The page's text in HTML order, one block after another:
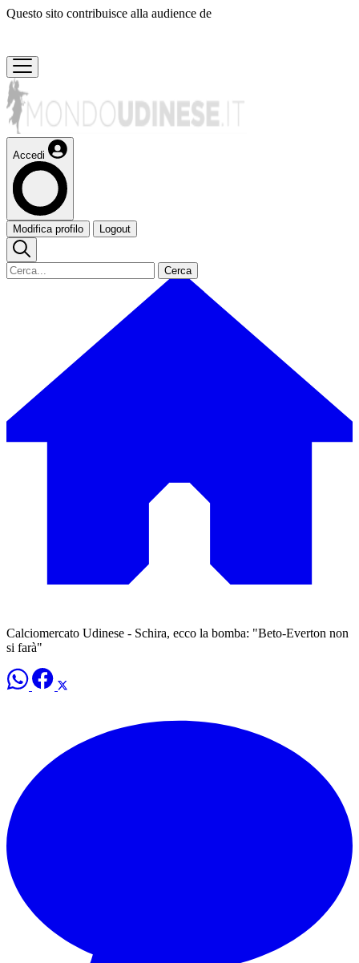
Questo sito contribuisce alla audience de
Accedi
Modifica profilo Logout
Cerca
Calciomercato Udinese - Schira, ecco la bomba: "Beto-Everton non
si farà"